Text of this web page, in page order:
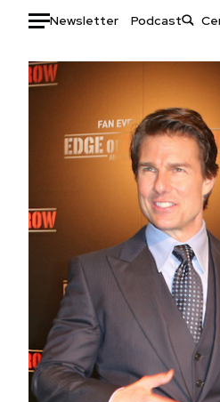
Newsletter Podcast
Italia
Tecnologia
Internet
Scienza
Cultura
Economia
Sport